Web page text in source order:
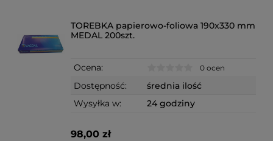
TOREBKA papierowo-foliowa 190x330 mm
MEDAL 200szt.
Ocena: 0 ocen
Dostępność:
średnia ilość
Wysyłka w:
24 godziny
98,00 zł